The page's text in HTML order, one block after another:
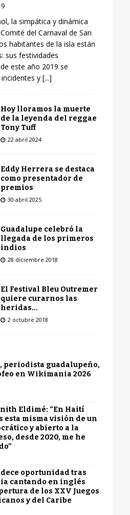
la simpática y dinámica
del Carnaval de San
habitantes de la isla están
sus festividades
este año 2019 se
y [...]
Hoy lloramos la muerte
de la leyenda del reggae
Tony Tuff
22 abril 2024
Eddy Herrera se destaca
como presentador de
premios
30 abril 2025
Guadalupe celebró la
llegada de los primeros
indios
28 diciembre 2018
El Festival Bleu Outremer
quiere curarnos las
heridas…
2 octubre 2018
periodista guadalupeño,
en Wikimania 2026
Eldimé: “En Haití
esta misma visión de un
y abierto a la
desde 2020, me he
oportunidad tras
cantando en inglés
de los XXV Juegos
y del Caribe